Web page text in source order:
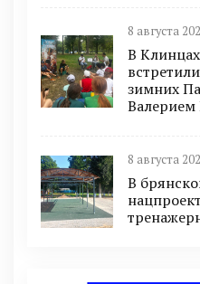
8 августа
В
зимних
8 августа
В